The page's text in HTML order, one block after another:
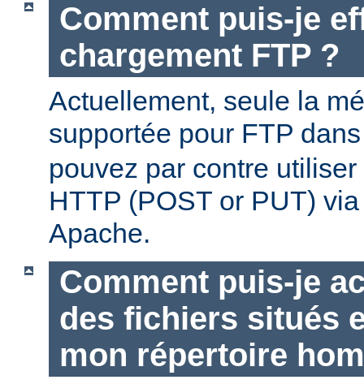
Comment puis-je
chargement FTP ?
Actuellement, seule la
supportée pour FTP
pouvez par contre
HTTP (POST or PUT)
Apache.
Comment puis-je
des fichiers situés
mon répertoire